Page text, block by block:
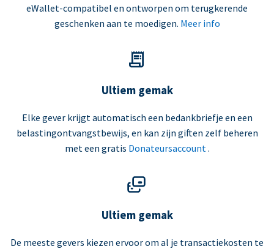
eWallet-compatibel en ontworpen om terugkerende
geschenken aan te moedigen. Meer info
Ultiem gemak
Elke gever krijgt automatisch een bedankbriefje en een
belastingontvangstbewijs, en kan zijn giften zelf beheren
met een gratis Donateursaccount.
Ultiem gemak
De meeste gevers kiezen ervoor om al je transactiekosten te